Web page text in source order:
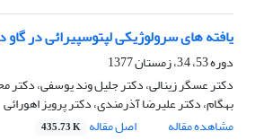
یافته های سرولوژیکی لپتوسپیرائی در گاو
دوره 53، 3,4، زمستان 1377
دکتر عسگر زینالی، دکتر جلیل وند یوسفی، دکتر
بهگام، دکتر علیرضا آذرمندی، دکتر پرویز اهورائی
مشاهده مقاله
اصل مقاله 435.73 K